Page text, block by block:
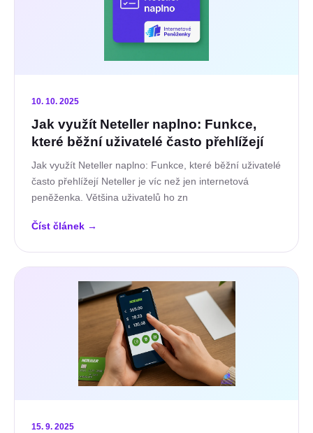
10. 10. 2025
Jak využít Neteller naplno: Funkce,
které běžní uživatelé často přehlížejí
Jak využít Neteller naplno: Funkce, které běžní uživatelé
často přehlížejí Neteller je víc než jen internetová
peněženka. Většina uživatelů ho zn
Číst článek →
15. 9. 2025